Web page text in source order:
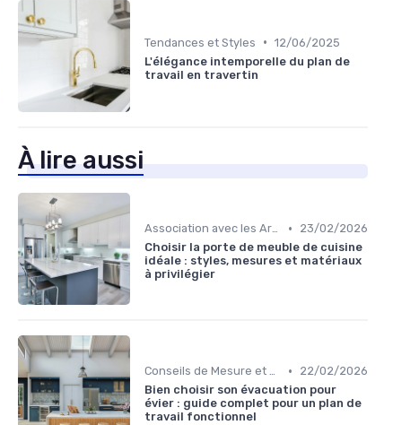
Tendances et Styles • 12/06/2025
L'élégance intemporelle du plan de
travail en travertin
À lire aussi
Association avec les Armoires de Cuisine •
23/02/2026
Choisir la porte de meuble de cuisine
idéale : styles, mesures et matériaux
à privilégier
Conseils de Mesure et de Découpe •
22/02/2026
Bien choisir son évacuation pour
évier : guide complet pour un plan de
travail fonctionnel